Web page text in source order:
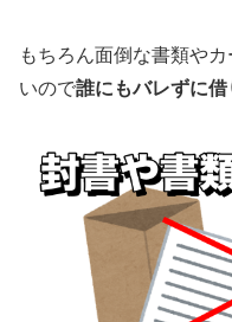
もちろん面倒な書類や
いので誰にもバレずに借